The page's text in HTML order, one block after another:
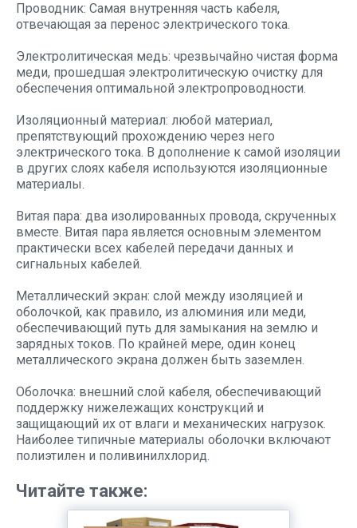
Проводник: Самая внутренняя часть кабеля,
отвечающая за перенос электрического тока.
Электролитическая медь: чрезвычайно чистая форма
меди, прошедшая электролитическую очистку для
обеспечения оптимальной электропроводности.
Изоляционный материал: любой материал,
препятствующий прохождению через него
электрического тока. В дополнение к самой изоляции
в других слоях кабеля используются изоляционные
материалы.
Витая пара: два изолированных провода, скрученных
вместе. Витая пара является основным элементом
практически всех кабелей передачи данных и
сигнальных кабелей.
Металлический экран: слой между изоляцией и
оболочкой, как правило, из алюминия или меди,
обеспечивающий путь для замыкания на землю и
зарядных токов. По крайней мере, один конец
металлического экрана должен быть заземлен.
Оболочка: внешний слой кабеля, обеспечивающий
поддержку нижележащих конструкций и
защищающий их от влаги и механических нагрузок.
Наиболее типичные материалы оболочки включают
полиэтилен и поливинилхлорид.
Читайте также: